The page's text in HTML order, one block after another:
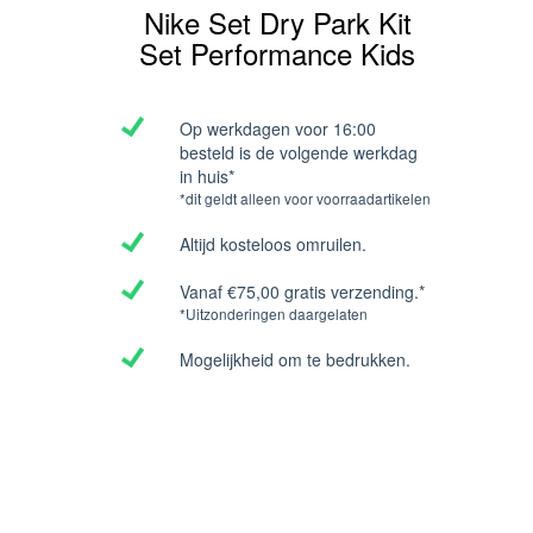
Nike Set Dry Park Kit
Set Performance Kids
Op werkdagen voor 16:00
besteld is de volgende werkdag
in huis*
*dit geldt alleen voor voorraadartikelen
Altijd kosteloos omruilen.
Vanaf €75,00 gratis verzending.*
*Uitzonderingen daargelaten
Mogelijkheid om te bedrukken.